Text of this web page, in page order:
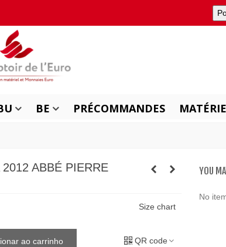
BE PRÉCOMMANDES
ABBÉ PIERRE
Size chart
ao carrinho QR code
YOU
No